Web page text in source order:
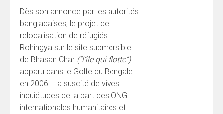
Dès son annonce par les autorités
bangladaises, le projet de
relocalisation de réfugiés
Rohingya sur le site submersible
de Bhasan Char (“l’île qui flotte”)–
apparu dans le Golfe du Bengale
en 2006 – a suscité de vives
inquiétudes de la part des ONG
internationales humanitaires et